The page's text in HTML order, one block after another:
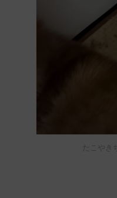
たこや